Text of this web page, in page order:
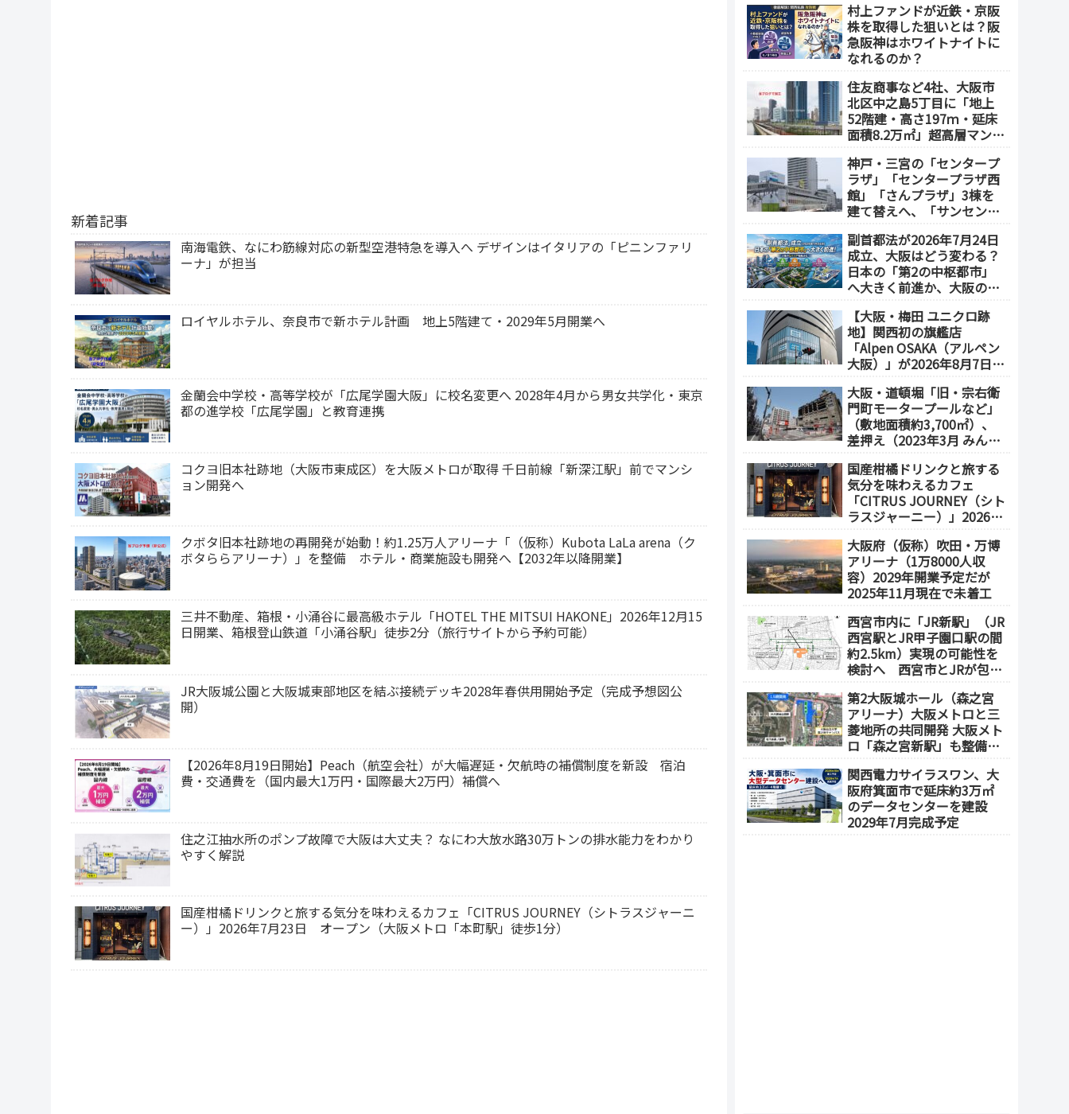
新着記事
南海電鉄、なにわ筋線対応の新型空港特急を導入へ デザインはイタリアの「ピニンファリ
ーナ」が担当
ロイヤルホテル、奈良市で新ホテル計画 地上5階建て・2029年5月開業へ
金蘭会中学校・高等学校が「広尾学園大阪」に校名変更へ 2028年4月から男女共学化・東京
都の進学校「広尾学園」と教育連携
コクヨ旧本社跡地（大阪市東成区）を大阪メトロが取得 千日前線「新深江駅」前でマンシ
ョン開発へ
クボタ旧本社跡地の再開発が始動！約1.25万人アリーナ「（仮称）Kubota LaLa arena（ク
ボタららアリーナ）」を整備 ホテル・商業施設も開発へ【2032年以降開業】
三井不動産、箱根・小涌谷に最高級ホテル「HOTEL THE MITSUI HAKONE」2026年12月15
日開業、箱根登山鉄道「小涌谷駅」徒歩2分（旅行サイトから予約可能）
JR大阪城公園と大阪城東部地区を結ぶ接続デッキ2028年春供用開始予定（完成予想図公
開）
【2026年8月19日開始】Peach（航空会社）が大幅遅延・欠航時の補償制度を新設 宿泊
費・交通費を（国内最大1万円・国際最大2万円）補償へ
住之江抽水所のポンプ故障で大阪は大丈夫？ なにわ大放水路30万トンの排水能力をわかり
やすく解説
国産柑橘ドリンクと旅する気分を味わえるカフェ「CITRUS JOURNEY（シトラスジャーニ
ー）」2026年7月23日 オープン（大阪メトロ「本町駅」徒歩1分）
村上ファンドが近鉄・京阪
株を取得した狙いとは？阪
急阪神はホワイトナイトに
なれるのか？
住友商事など4社、大阪市
北区中之島5丁目に「地上
52階建・高さ197ｍ・延床
面積8.2万㎡」超高層マンシ
竣工
神戸・三宮の「センタープ
ラザ」「センタープラザ西
館」「さんプラザ」3棟を
建て替えへ、「サンセンタ
会」が2026年7月発足
副首都法が2026年7月24日
成立、大阪はどう変わる？
日本の「第2の中枢都市」
へ大きく前進か、大阪の5
【大阪・梅田 ユニクロ跡
地】関西初の旗艦店
「Alpen OSAKA（アルペン
大阪）」が2026年8月7日オ
の体験型スポーツ専門店が
誕生
大阪・道頓堀「旧・宗右衛
門町モータープールなど」
（敷地面積約3,700㎡）、
差押え（2023年3月 みんな
得）
国産柑橘ドリンクと旅する
気分を味わえるカフェ
「CITRUS JOURNEY（シト
ラスジャーニー）」2026年
メトロ「本町駅」徒歩1
分）
大阪府（仮称）吹田・万博
アリーナ（1万8000人収
容）2029年開業予定だが
2025年11月現在で未着工
西宮市内に「JR新駅」（JR
西宮駅とJR甲子園口駅の間
約2.5km）実現の可能性を
検討へ 西宮市とJRが包括
町外工場等跡地）
第2大阪城ホール（森之宮
アリーナ）大阪メトロと三
菱地所の共同開発 大阪メト
ロ「森之宮新駅」も整備へ
度以降の開業（大阪城東部
地区1.5期開発）
関西電力サイラスワン、大
阪府箕面市で延床約3万㎡
のデータセンターを建設
2029年7月完成予定